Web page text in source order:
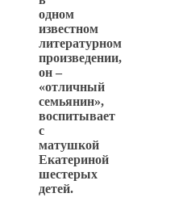
одном
известном
литературном
произведении,
он –
«отличный
семьянин»,
воспитывает
с
матушкой
Екатериной
шестерых
детей.